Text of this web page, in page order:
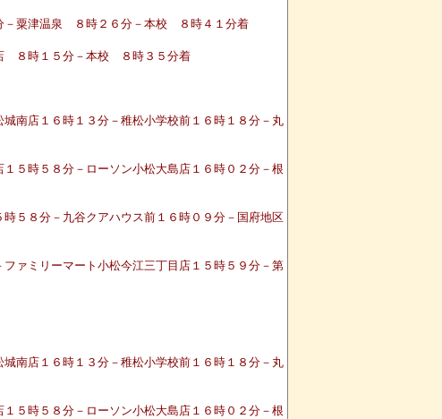
粟津温泉 ８時２６分－本校 ８時４１分着
８時１５分－本校 ８時３５分着
南店１６時１３分－稚松小学校前１６時１８分－丸
５時５８分－ローソン小松大島店１６時０２分－根
５８分－九谷クアハウス前１６時０９分－国府地区
ァミリーマート小松今江三丁目店１５時５９分－第
南店１６時１３分－稚松小学校前１６時１８分－丸
５時５８分－ローソン小松大島店１６時０２分－根